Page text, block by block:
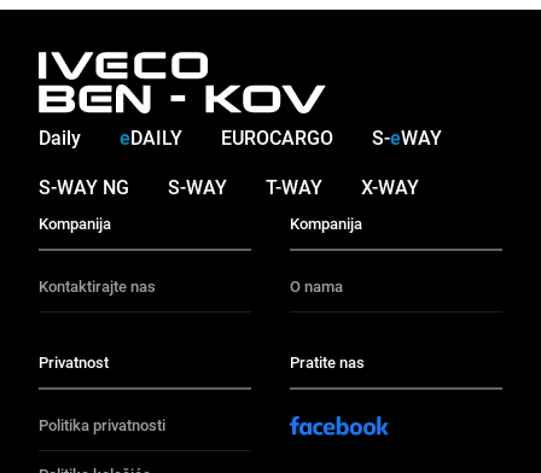
Daily eDAILY EUROCARGO S-eWAY
S-WAY NG S-WAY T-WAY X-WAY
Kompanija
Kontaktirajte nas
Kompanija
O nama
Privatnost
Politika privatnosti
Pratite nas